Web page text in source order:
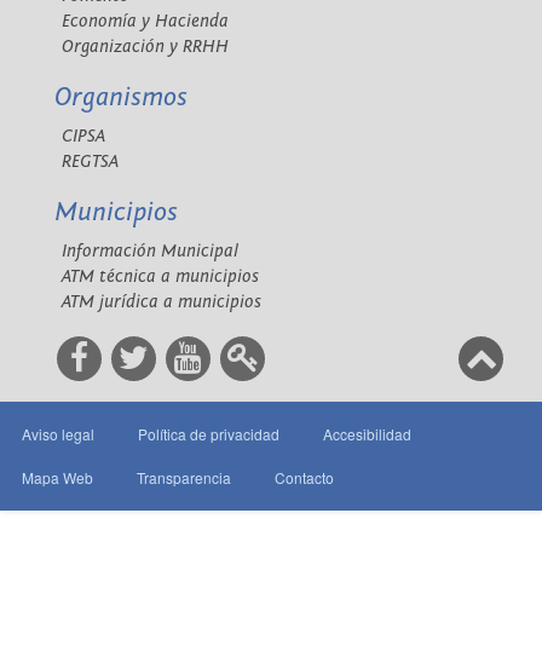
Economía y Hacienda
Organización y RRHH
Organismos
CIPSA
REGTSA
Municipios
Información Municipal
ATM técnica a municipios
ATM jurídica a municipios
Aviso legal Política de privacidad Accesibilidad
Mapa Web Transparencia Contacto